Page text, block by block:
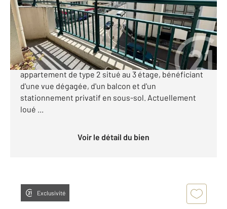
Appartement F2 à vendre
108 000 €
Situé sur la rive gauche de Rouen, dans une
résidence avec ascenseur, découvrez cet agréable
appartement de type 2 situé au 3 étage, bénéficiant
d'une vue dégagée, d'un balcon et d'un
stationnement privatif en sous-sol. Actuellement
loué ...
Voir le détail du bien
Exclusivité